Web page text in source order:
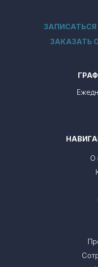
О
ЗАКАЗАТЬ